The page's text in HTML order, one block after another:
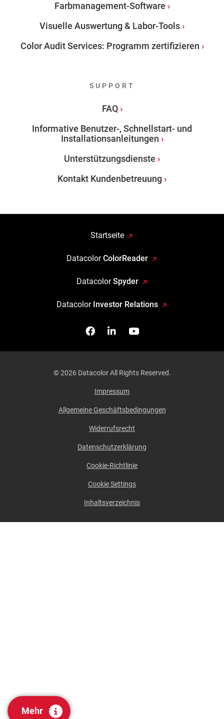
Farbmanagement-Software
Visuelle Auswertung & Labor-Tools
Color Audit Services: Programm zertifizieren
SUPPORT
FAQ
Informative Benutzer-, Schnellstart- und
Installationsanleitungen
Unterstützungsdienste
Kontakt Kundenbetreuung
Startseite
DatacolorColorReader
DatacolorSpyder
Datacolor Investor Relations
FacebookFollow us on Linkedin
Watch us on
© 2026 Datacolor All Rights Reserved.
Impressum
Allgemeine Geschäftsbedingungen
Widerrufsrecht
Datenschutzerklärung
Cookie-Richtlinie
Cookie Settings
Inhaltsverzeichnis
Mehr